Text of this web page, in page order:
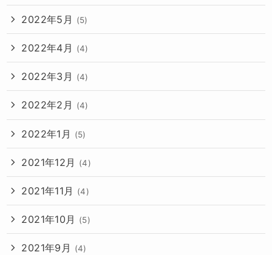
2022年5月 (5)
2022年4月 (4)
2022年3月 (4)
2022年2月 (4)
2022年1月 (5)
2021年12月 (4)
2021年11月 (4)
2021年10月 (5)
2021年9月 (4)